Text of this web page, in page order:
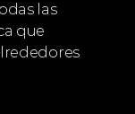
las
que